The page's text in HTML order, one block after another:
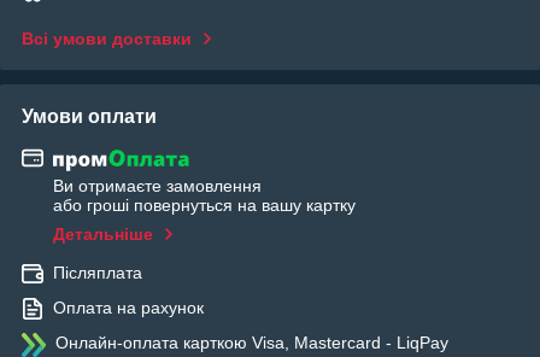
Всі умови доставки
Умови оплати
Ви отримаєте замовлення
або гроші повернуться на вашу картку
Детальніше
Післяплата
Оплата на рахунок
Онлайн-оплата карткою Visa, Mastercard - LiqPay